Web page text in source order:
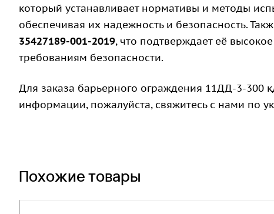
который устанавливает нормативы и методы
обеспечивая их надежность и безопасность.
35427189-001-2019, что подтверждает её
требованиям безопасности.
Для заказа барьерного ограждения 11ДД-3-300
информации, пожалуйста, свяжитесь с нами по
Похожие товары